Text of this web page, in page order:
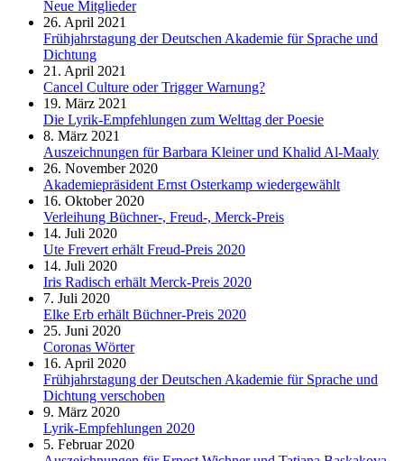
Neue Mitglieder
26. April 2021
Frühjahrstagung der Deutschen Akademie für Sprache und
Dichtung
21. April 2021
Cancel Culture oder Trigger Warnung?
19. März 2021
Die Lyrik-Empfehlungen zum Welttag der Poesie
8. März 2021
Auszeichnungen für Barbara Kleiner und Khalid Al-Maaly
26. November 2020
Akademiepräsident Ernst Osterkamp wiedergewählt
16. Oktober 2020
Verleihung Büchner-, Freud-, Merck-Preis
14. Juli 2020
Ute Frevert erhält Freud-Preis 2020
14. Juli 2020
Iris Radisch erhält Merck-Preis 2020
7. Juli 2020
Elke Erb erhält Büchner-Preis 2020
25. Juni 2020
Coronas Wörter
16. April 2020
Frühjahrstagung der Deutschen Akademie für Sprache und
Dichtung verschoben
9. März 2020
Lyrik-Empfehlungen 2020
5. Februar 2020